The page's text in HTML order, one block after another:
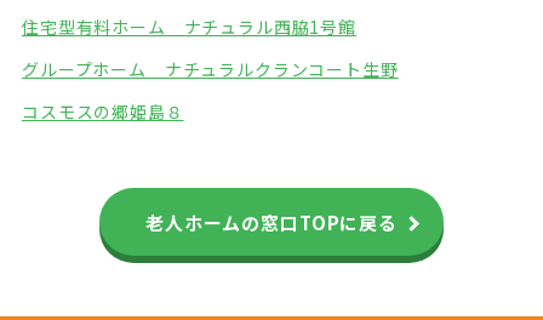
住宅型有料ホーム ナチュラル西脇1号館
グループホーム ナチュラルクランコート生野
コスモスの郷姫島８
老人ホームの窓口TOPに戻る